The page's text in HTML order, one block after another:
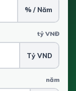
% / Năm
tỷ VNĐ
Tỷ VND
năm